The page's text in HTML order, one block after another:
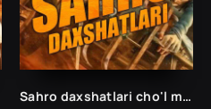
Sahro daxshatlari cho'l maxluqlari (2022)